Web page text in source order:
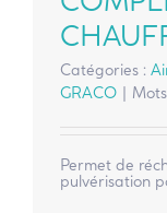
Catégories :
GRACO |
Permet de
pulvérisation